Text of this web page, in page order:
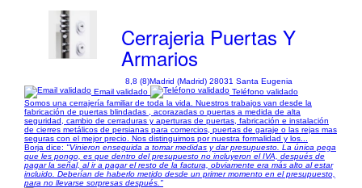
Cerrajeria Puertas Y
Armarios
8,8 (8)Madrid (Madrid) 28031 Santa Eugenia
Email validado
Teléfono validado
Somos una cerrajería familiar de toda la vida. Nuestros trabajos van desde la
fabricación de puertas blindadas , acorazadas o puertas a medida de alta
seguridad, cambio de cerraduras y aperturas de puertas, fabricación e instalación
de cierres metálicos de persianas para comercios, puertas de garaje o las rejas mas
seguras con el mejor precio. Nos distinguimos por nuestra formalidad y los...
Borja dice: "Vinieron enseguida a tomar medidas y dar presupuesto. La única pega
que les pongo, es que dentro del presupuesto no incluyeron el IVA, después de
pagar la señal, al ir a pagar el resto de la factura, obviamente era más alto al estar
incluido. Deberían de haberlo metido desde un primer momento en el presupuesto,
para no llevarse sorpresas después."